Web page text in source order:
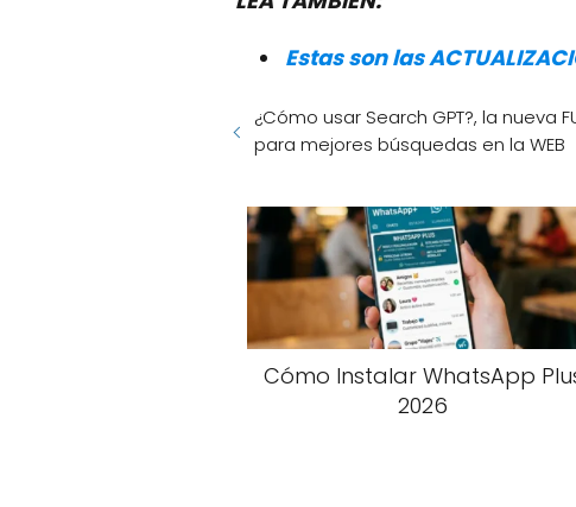
Estas son las
¿Cómo usar Search GPT?, la nueva
para mejores búsquedas en la WEB
Cómo Instalar WhatsApp
2026